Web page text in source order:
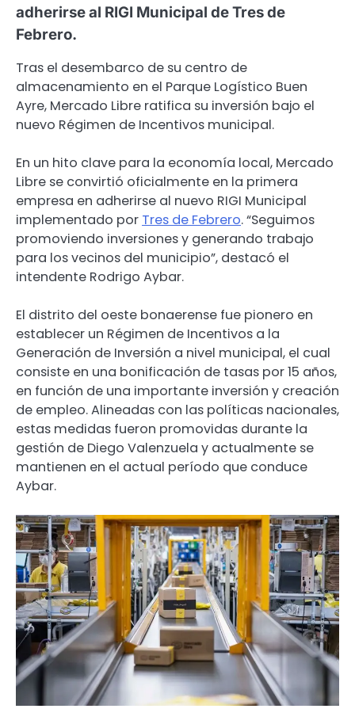
adherirse al RIGI Municipal de Tres de
Febrero.
Tras el desembarco de su centro de
almacenamiento en el Parque Logístico Buen
Ayre, Mercado Libre ratifica su inversión bajo el
nuevo Régimen de Incentivos municipal.
En un hito clave para la economía local, Mercado
Libre se convirtió oficialmente en la primera
empresa en adherirse al nuevo RIGI Municipal
implementado por Tres de Febrero. “Seguimos
promoviendo inversiones y generando trabajo
para los vecinos del municipio”, destacó el
intendente Rodrigo Aybar.
El distrito del oeste bonaerense fue pionero en
establecer un Régimen de Incentivos a la
Generación de Inversión a nivel municipal, el cual
consiste en una bonificación de tasas por 15 años,
en función de una importante inversión y creación
de empleo. Alineadas con las políticas nacionales,
estas medidas fueron promovidas durante la
gestión de Diego Valenzuela y actualmente se
mantienen en el actual período que conduce
Aybar.